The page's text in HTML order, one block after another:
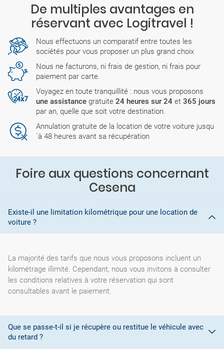
De multiples avantages en
réservant avec Logitravel !
Nous effectuons un comparatif entre toutes les
sociétés pour vous proposer un plus grand choix
Nous ne facturons, ni frais de gestion, ni frais pour
paiement par carte.
Voyagez en toute tranquillité : nous vous proposons
une assistance gratuite 24 heures sur 24 et 365 jours
par an, quelle que soit votre destination.
Annulation gratuite de la location de votre voiture jusqu
´à 48 heures avant sa récupération
Foire aux questions concernant
Cesena
Existe-il une limitation kilométrique pour une location de
voiture ?
La majorité des tarifs que nous vous proposons incluent un
kilométrage illimité. Cependant, nous vous invitons à consulter
les conditions relatives à votre réservation qui sont
consultables avant le paiement.
Que se passe-t-il si je récupère ou restitue le véhicule avec
du retard ?